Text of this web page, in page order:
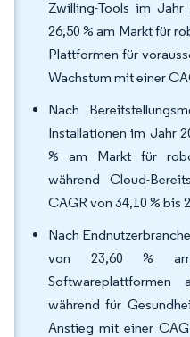
Zwilling-Tools im Jahr
26,50 % am Markt für
Plattformen für
Wachstum mit einer
Nach
Installationen im Jahr
% am Markt für
während Cloud-
CAGR von 34,10 % bis
Nach
von 23,60 %
Softwareplattformen
während für
Anstieg mit einer